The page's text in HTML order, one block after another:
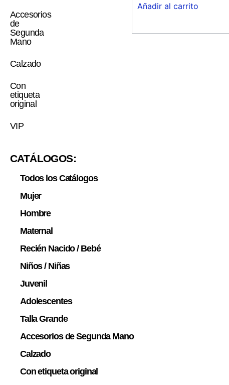
Accesorios
de
Segunda
Mano
Calzado
Con
etiqueta
original
VIP
Añadir al carrito
CATÁLOGOS:
Todos los Catálogos
Mujer
Hombre
Maternal
Recién Nacido / Bebé
Niños / Niñas
Juvenil
Adolescentes
Talla Grande
Accesorios de Segunda Mano
Calzado
Con etiqueta original